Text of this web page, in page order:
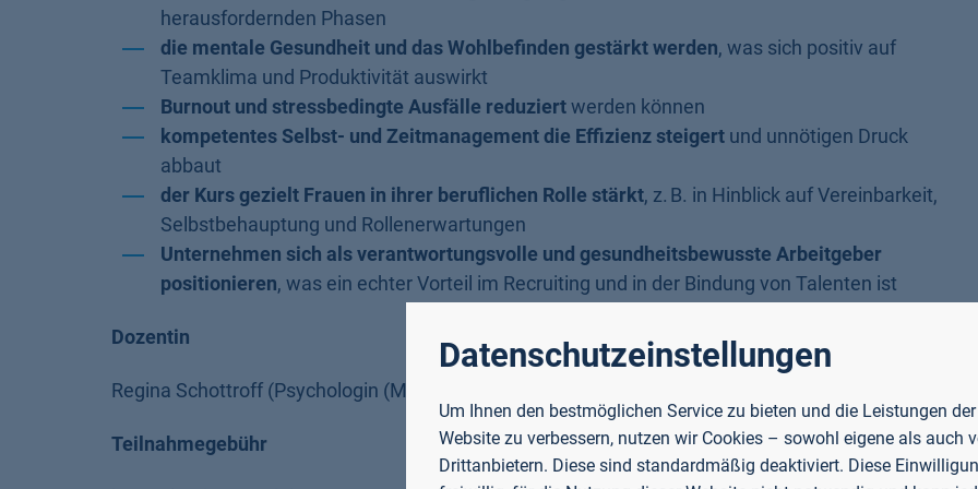
herausfordernden Phasen
die mentale Gesundheit und das Wohlbefinden gestärkt werden, was sich positiv auf
Teamklima und Produktivität auswirkt
Burnout und stressbedingte Ausfälle reduziertwerden können
kompetentes Selbst- und Zeitmanagement die Effizienz steigert und unnötigen Druck
abbaut
der Kurs gezielt Frauen in ihrer beruflichen Rolle stärkt, z. B. in Hinblick auf Vereinbarkeit,
Selbstbehauptung und Rollenerwartungen
Unternehmen sich als verantwortungsvolle und gesundheitsbewusste Arbeitgeber
positionieren, was ein echter Vorteil im Recruiting und in der Bindung von Talenten ist
Dozentin
Regina Schottroff (Psychologin (M. Sc.) und Stressmanagement-Trainerin (DAGeSp))
Teilnahmegebühr
Datenschutzeinstellungen
Um Ihnen den bestmöglichen Service zu bieten und die Leistungen der
Website zu verbessern, nutzen wir Cookies – sowohl eigene als auch
Drittanbietern. Diese sind standardmäßig deaktiviert. Diese